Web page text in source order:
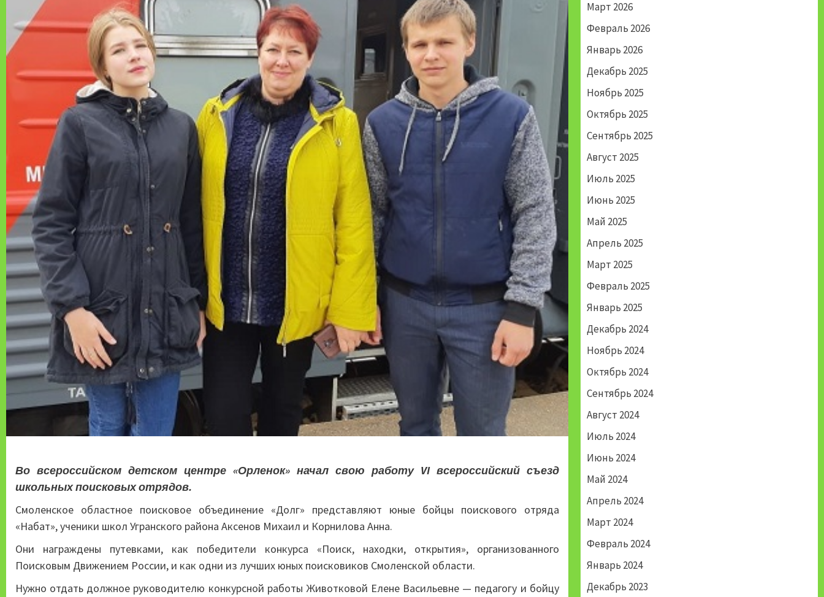
Во всероссийском детском центре «Орленок» начал свою работу VI всероссийский съезд
школьных поисковых отрядов.
Смоленское областное поисковое объединение «Долг» представляют юные бойцы поискового отряда
«Набат», ученики школ Угранского района Аксенов Михаил и Корнилова Анна.
Они награждены путевками, как победители конкурса «Поиск, находки, открытия», организованного
Поисковым Движением России, и как одни из лучших юных поисковиков Смоленской области.
Нужно отдать должное руководителю конкурсной работы Животковой Елене Васильевне — педагогу и бойцу
Март 2026
Февраль 2026
Январь 2026
Декабрь 2025
Ноябрь 2025
Октябрь 2025
Сентябрь 2025
Август 2025
Июль 2025
Июнь 2025
Май 2025
Апрель 2025
Март 2025
Февраль 2025
Январь 2025
Декабрь 2024
Ноябрь 2024
Октябрь 2024
Сентябрь 2024
Август 2024
Июль 2024
Июнь 2024
Май 2024
Апрель 2024
Март 2024
Февраль 2024
Январь 2024
Декабрь 2023